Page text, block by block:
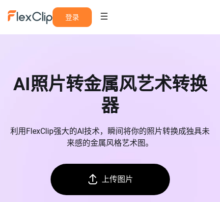
登录
AI照片转金属风艺术转换
器
利用FlexClip强大的AI技术，瞬间将你的照片转换成独具未
来感的金属风格艺术图。
上传图片